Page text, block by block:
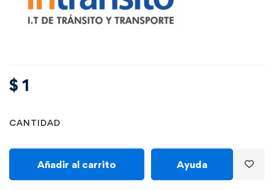
$ 1
CANTIDAD
Añadir al carrito Ayuda